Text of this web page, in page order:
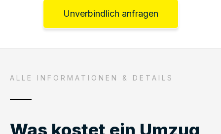
Unverbindlich anfragen
ALLE INFORMATIONEN & DETAILS
Was kostet ein Umzug